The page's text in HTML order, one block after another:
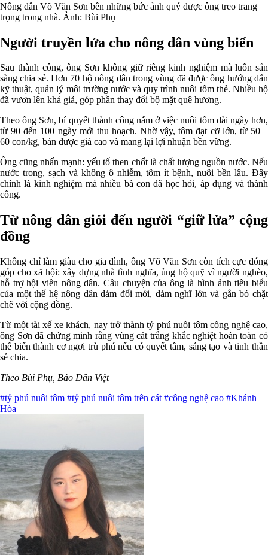
Nông dân Võ Văn Sơn bên những bức ảnh quý được ông treo trang
trọng trong nhà. Ảnh: Bùi Phụ
Người truyền lửa cho nông dân vùng biển
Sau thành công, ông Sơn không giữ riêng kinh nghiệm mà luôn sẵn
sàng chia sẻ. Hơn 70 hộ nông dân trong vùng đã được ông hướng dẫn
kỹ thuật, quản lý môi trường nước và quy trình nuôi tôm thẻ. Nhiều hộ
đã vươn lên khá giả, góp phần thay đổi bộ mặt quê hương.
Theo ông Sơn, bí quyết thành công nằm ở việc nuôi tôm dài ngày hơn,
từ 90 đến 100 ngày mới thu hoạch. Nhờ vậy, tôm đạt cỡ lớn, từ 50 –
60 con/kg, bán được giá cao và mang lại lợi nhuận bền vững.
Ông cũng nhấn mạnh: yếu tố then chốt là chất lượng nguồn nước. Nếu
nước trong, sạch và không ô nhiễm, tôm ít bệnh, nuôi bền lâu. Đây
chính là kinh nghiệm mà nhiều bà con đã học hỏi, áp dụng và thành
công.
Từ nông dân giỏi đến người “giữ lửa” cộng
đồng
Không chỉ làm giàu cho gia đình, ông Võ Văn Sơn còn tích cực đóng
góp cho xã hội: xây dựng nhà tình nghĩa, ủng hộ quỹ vì người nghèo,
hỗ trợ hội viên nông dân. Câu chuyện của ông là hình ảnh tiêu biểu
của một thế hệ nông dân dám đổi mới, dám nghĩ lớn và gắn bó chặt
chẽ với cộng đồng.
Từ một tài xế xe khách, nay trở thành tỷ phú nuôi tôm công nghệ cao,
ông Sơn đã chứng minh rằng vùng cát trắng khắc nghiệt hoàn toàn có
thể biến thành cơ ngơi trù phú nếu có quyết tâm, sáng tạo và tinh thần
sẻ chia.
Theo Bùi Phụ, Báo Dân Việt
#tỷ phú nuôi tôm #tỷ phú nuôi tôm trên cát #công nghệ cao #Khánh
Hòa